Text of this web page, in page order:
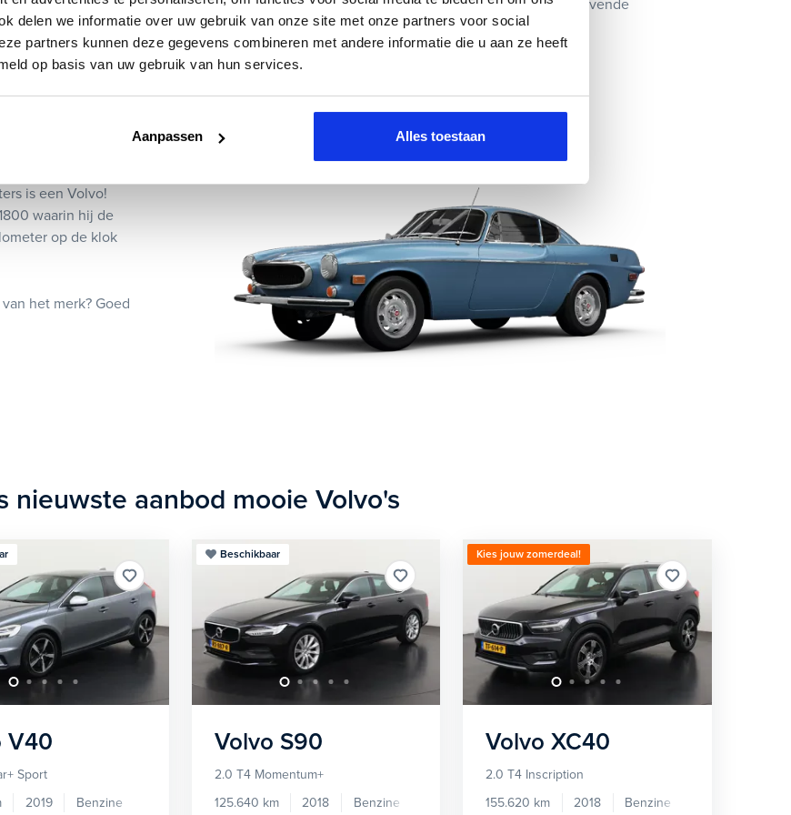
delen we informatie over uw gebruik van onze site met onze partners voor social
partners kunnen deze gegevens combineren met andere informatie die u aan ze heeft
op basis van uw gebruik van hun services.
Aanpassen Alles toestaan
graag al je vragen en verzorgen de gehele financiering. Na akkoord op onze vrijblijvende
rijden.
is een Volvo!
waarin hij de
op de klok
het merk? Goed
nieuwste aanbod mooie Volvo's
V40
Sport
2019
Benzine
Beschikbaar
Volvo S90
2.0 T4 Momentum+
125.640 km
2018
Benzine
Kies jouw zomerdeal!
Volvo XC40
2.0 T4 Inscription
155.620 km
2018
Benzine